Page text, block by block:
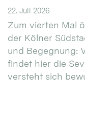
22. Juli 2026
Zum vierten Mal
der Kölner
und Begegnung:
findet hier die
versteht sich